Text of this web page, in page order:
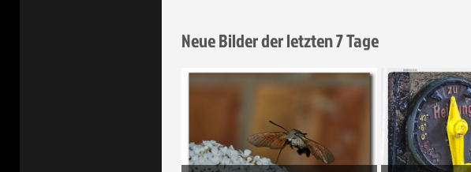
Neue Bilder der letzten 7 Tage